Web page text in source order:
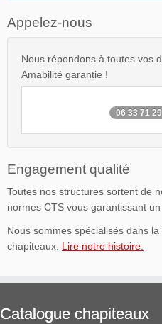
Appelez-nous
Nous répondons à toutes vos
Amabilité garantie !
06 33 71
Engagement qualité
Toutes nos structures sortent de
normes CTS vous garantissant
Nous sommes spécialisés dans
chapiteaux. Lire notre histoire.
Catalogue chapiteaux